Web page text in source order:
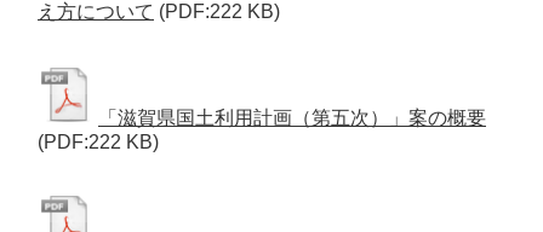
え方について (PDF:222 KB)
「滋賀県国土利用計画（第五次）」案の概要
(PDF:222 KB)